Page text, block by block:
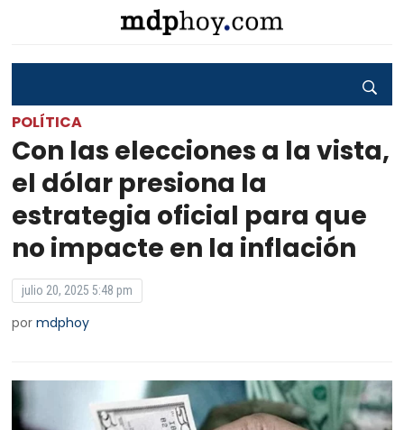
POLÍTICA
Con las elecciones a la vista,
el dólar presiona la
estrategia oficial para que
no impacte en la inflación
julio 20, 2025 5:48 pm
pormdphoy